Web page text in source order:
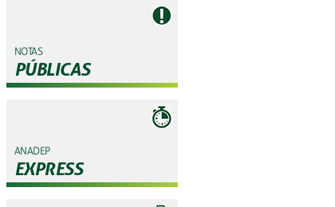
NOTAS
PÚBLICAS
ANADEP
EXPRESS